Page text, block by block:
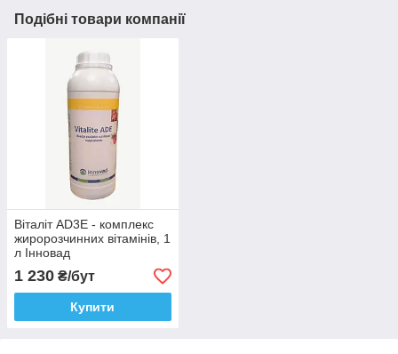
Подібні товари компанії
Віталіт AD3E - комплекс
жиророзчинних вітамінів, 1
л Інновад
1 230 ₴/бут
Купити